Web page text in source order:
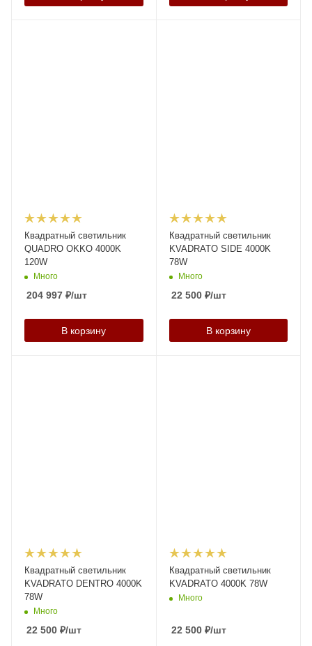
Квадратный светильник
QUADRO OKKO 4000K
120W
Много
204 997 ₽/шт
В корзину
Квадратный светильник
KVADRATO SIDE 4000K
78W
Много
22 500₽/шт
В корзину
Квадратный светильник
KVADRATO DENTRO 4000K
78W
Много
22 500 ₽/шт
Квадратный светильник
KVADRATO 4000K 78W
Много
22 500₽/шт